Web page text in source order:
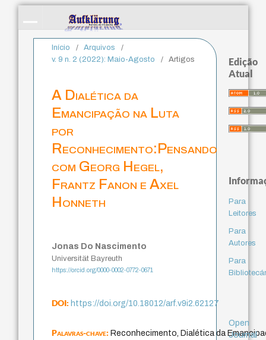
Início / Arquivos
/
v. 9 n. 2 (2022): Maio-Agosto
/ Artigos
A Dialética da
Emancipação na Luta
por
Reconhecimento:Pensando
com Georg Hegel,
Frantz Fanon e Axel
Honneth
Jonas Do Nascimento
Universität Bayreuth
https://orcid.org/0000-0002-0772-0671
DOI:https://doi.org/10.18012/arf.v9i2.62127
Palavras-chave:Reconhecimento, Dialética da
Edição
Atual
Para
Leitores
Para
Autores
Para
Open
Journal